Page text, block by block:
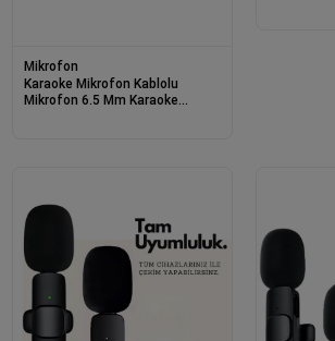
Mikrofon
Karaoke Mikrofon Kablolu
Mikrofon 6.5 Mm Karaoke